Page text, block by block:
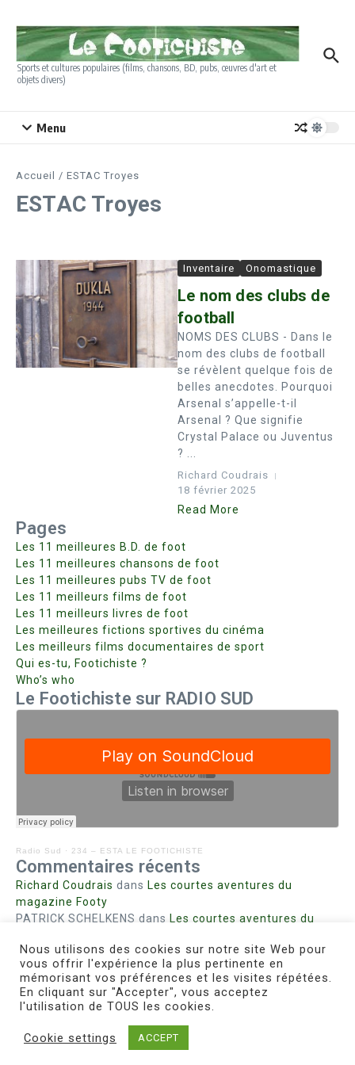
Sports et cultures populaires (films, chansons, BD, pubs, œuvres d'art et
objets divers)
Menu
Accueil / ESTAC Troyes
ESTAC Troyes
Inventaire Onomastique
Le nom des clubs de
football
NOMS DES CLUBS - Dans le
nom des clubs de football
se révèlent quelque fois de
belles anecdotes. Pourquoi
Arsenal s’appelle-t-il
Arsenal ? Que signifie
Crystal Palace ou Juventus
? ...
Richard Coudrais
18 février 2025
Read More
Pages
Les 11 meilleures B.D. de foot
Les 11 meilleures chansons de foot
Les 11 meilleures pubs TV de foot
Les 11 meilleurs films de foot
Les 11 meilleurs livres de foot
Les meilleures fictions sportives du cinéma
Les meilleurs films documentaires de sport
Qui es-tu, Footichiste ?
Who’s who
Le Footichiste sur RADIO SUD
Radio Sud · 234 – ESTA LE FOOTICHISTE
Commentaires récents
Richard Coudrais dans Les courtes aventures du
magazine Footy
PATRICK SCHELKENS dans Les courtes aventures du
Bohn fabiennedans Intrigues sanglantes à Mulhouse
Steph. RUTA dansLust for Nice
MIRMANDdansPieds agiles et champignons
Copyright © 2026 Le Footichiste | Réalisé par
Nous utilisons des cookies sur notre site Web pour
vous offrir l'expérience la plus pertinente en
mémorisant vos préférences et les visites répétées.
En cliquant sur "Accepter", vous acceptez
l'utilisation de TOUS les cookies.
Cookie settings ACCEPT